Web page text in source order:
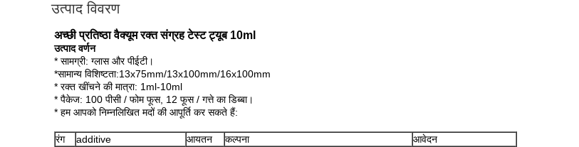
उत्पाद विवरण
अच्छी प्रतिष्ठा वैक्यूम रक्त संग्रह टेस्ट ट्यूब 10ml
उत्पाद वर्णन
* सामग्री: ग्लास और पीईटी।
*सामान्य विशिष्टता:13x75mm/13x100mm/16x100mm
* रक्त खींचने की मात्रा: 1ml-10ml
* पैकेज: 100 पीसी / फोम फूस, 12 फूस / गत्ते का डिब्बा।
* हम आपको निम्नलिखित मदों की आपूर्ति कर सकते हैं:
रंग additive आयतन कल्पना
आवेदन